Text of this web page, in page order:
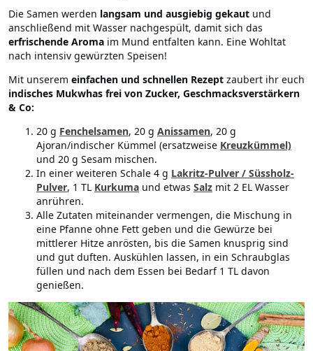
Die Samen werden langsam und ausgiebig gekaut und
anschließend mit Wasser nachgespült, damit sich das
erfrischende Aroma im Mund entfalten kann. Eine Wohltat
nach intensiv gewürzten Speisen!
Mit unserem einfachen und schnellen Rezept zaubert ihr euch
indisches Mukwhas frei von Zucker, Geschmacksverstärkern
& Co:
20 g Fenchelsamen, 20 g Anissamen, 20 g
Ajoran/indischer Kümmel (ersatzweise Kreuzkümmel)
und 20 g Sesam mischen.
In einer weiteren Schale 4 g Lakritz-Pulver / Süssholz-
Pulver, 1 TL Kurkuma und etwas Salz mit 2 EL Wasser
anrühren.
Alle Zutaten miteinander vermengen, die Mischung in
eine Pfanne ohne Fett geben und die Gewürze bei
mittlerer Hitze anrösten, bis die Samen knusprig sind
und gut duften. Auskühlen lassen, in ein Schraubglas
füllen und nach dem Essen bei Bedarf 1 TL davon
genießen.